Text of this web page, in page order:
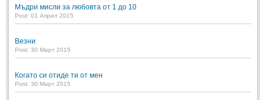
Мъдри мисли за любовта от 1 до 10
Post: 01 Април 2015
Везни
Post: 30 Март 2015
Когато си отиде ти от мен
Post: 30 Март 2015